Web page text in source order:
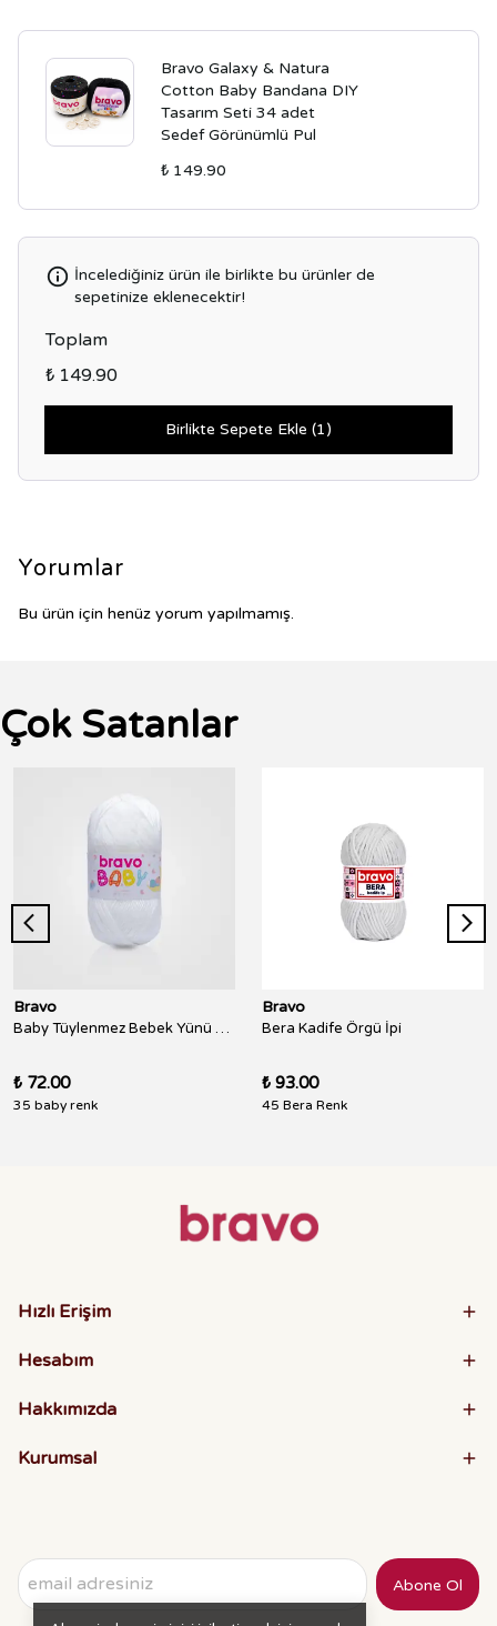
Bravo Galaxy & Natura
Cotton Baby Bandana DIY
Tasarım Seti 34 adet
Sedef Görünümlü Pul
₺ 149.90
İncelediğiniz ürün ile birlikte bu ürünler de
sepetinize eklenecektir!
Toplam
₺ 149.90
Birlikte Sepete Ekle (1)
Yorumlar
Bu ürün için henüz yorum yapılmamış.
Çok Satanlar
Bravo
Baby Tüylenmez Bebek Yünü 100 Gr 250 Metre
₺ 72.00
35 baby renk
Bravo
Bera Kadife Örgü İpi
₺ 93.00
45 Bera Renk
Hızlı Erişim
Hesabım
Hakkımızda
Kurumsal
Abone Ol